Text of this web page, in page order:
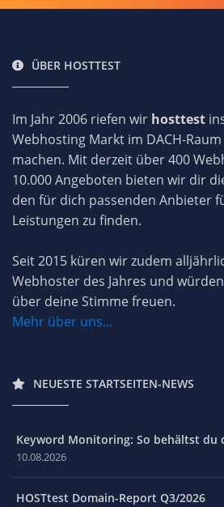
ÜBER HOSTTEST
Im Jahr 2006 riefen wir hosttest
Webhosting Markt im DACH-
machen. Mit derzeit über 400
10.000 Angeboten bieten wir dir
den für dich passenden Anbieter
Leistungen zu finden.
Seit 2015 küren wir zudem
Webhoster des Jahres und
über deine Stimme freuen.
Mehr über uns...
NEUESTE STARTSEITEN-NEWS
Keyword Monitoring: So behältst du
10.08.2026
HOSTtest Domain-Report Q3/2026